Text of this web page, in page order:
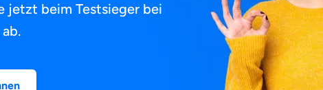
jetzt beim Testsieger bei